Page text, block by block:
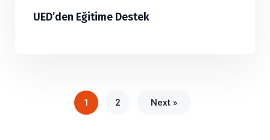
UED’den Eğitime Destek
1 2 Next »